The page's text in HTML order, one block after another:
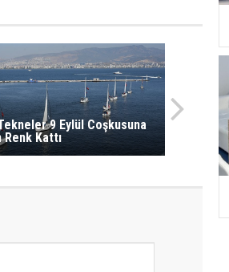
9 Eylül Coşkusuna
Renk Kattı